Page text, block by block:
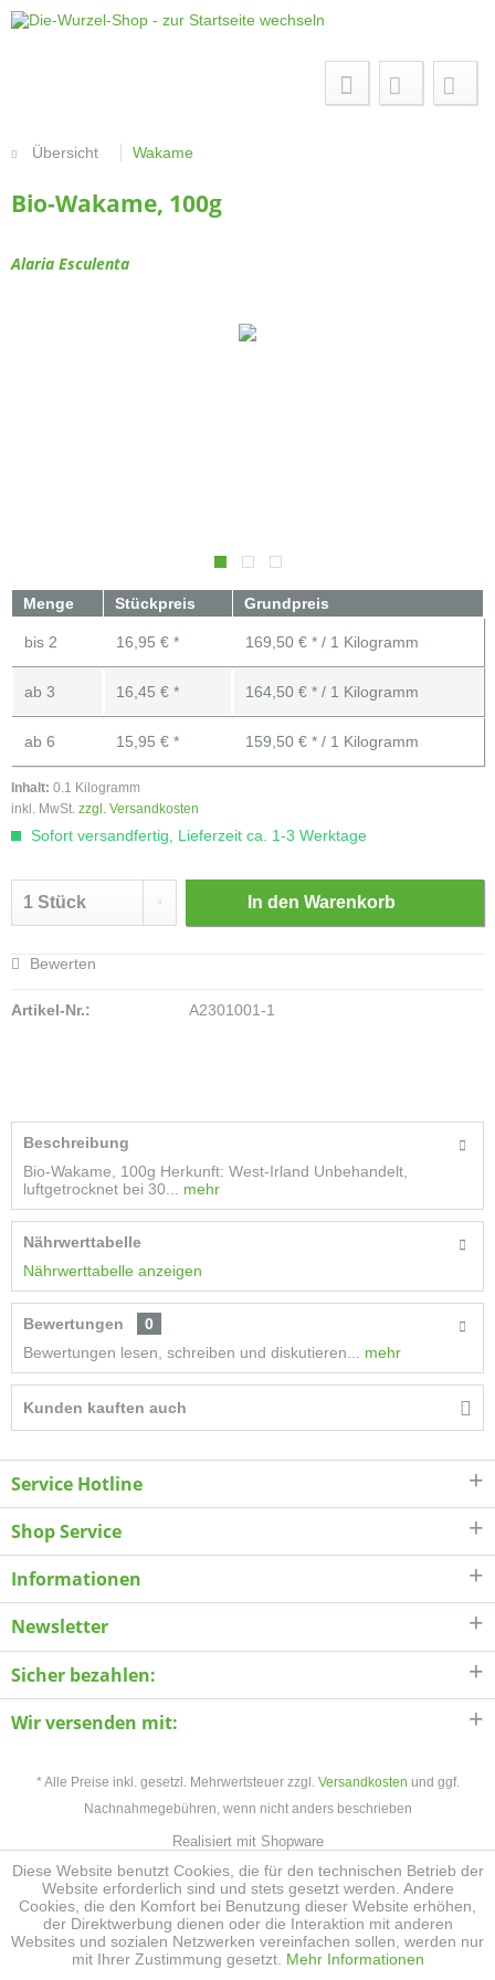
Übersicht Wakame
Bio-Wakame, 100g
Alaria Esculenta
Menge Stückpreis Grundpreis
bis 2 16,95 € * 169,50 € * / 1 Kilogramm
ab 3 16,45 € * 164,50 € * / 1 Kilogramm
ab 6 15,95 € * 159,50 € * / 1 Kilogramm
Inhalt: 0.1 Kilogramm
inkl. MwSt. zzgl. Versandkosten
Sofort versandfertig, Lieferzeit ca. 1-3 Werktage
In den Warenkorb
Bewerten
Artikel-Nr.: A2301001-1
Beschreibung
Bio-Wakame, 100g Herkunft: West-Irland Unbehandelt,
luftgetrocknet bei 30...
mehr
Nährwerttabelle
Nährwerttabelle anzeigen
Bewertungen
0
Bewertungen lesen, schreiben und diskutieren...
mehr
Kunden kauften auch
Service Hotline
Shop Service
Informationen
Newsletter
Sicher bezahlen:
Wir versenden mit:
* Alle Preise inkl. gesetzl. Mehrwertsteuer zzgl. Versandkosten und ggf.
Nachnahmegebühren, wenn nicht anders beschrieben
Realisiert mit Shopware
Diese Website benutzt Cookies, die für den technischen Betrieb der
Website erforderlich sind und stets gesetzt werden. Andere
Cookies, die den Komfort bei Benutzung dieser Website erhöhen,
der Direktwerbung dienen oder die Interaktion mit anderen
Websites und sozialen Netzwerken vereinfachen sollen, werden nur
mit Ihrer Zustimmung gesetzt. Mehr Informationen